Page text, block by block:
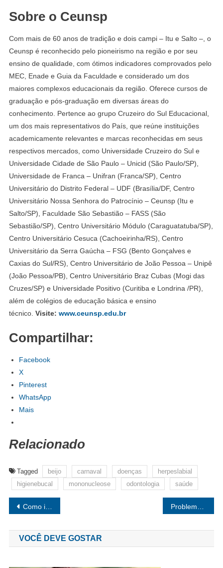
Sobre o Ceunsp
Com mais de 60 anos de tradição e dois campi – Itu e Salto –, o
Ceunsp é reconhecido pelo pioneirismo na região e por seu
ensino de qualidade, com ótimos indicadores comprovados pelo
MEC, Enade e Guia da Faculdade e considerado um dos
maiores complexos educacionais da região. Oferece cursos de
graduação e pós-graduação em diversas áreas do
conhecimento. Pertence ao grupo Cruzeiro do Sul Educacional,
um dos mais representativos do País, que reúne instituições
academicamente relevantes e marcas reconhecidas em seus
respectivos mercados, como Universidade Cruzeiro do Sul e
Universidade Cidade de São Paulo – Unicid (São Paulo/SP),
Universidade de Franca – Unifran (Franca/SP), Centro
Universitário do Distrito Federal – UDF (Brasília/DF, Centro
Universitário Nossa Senhora do Patrocínio – Ceunsp (Itu e
Salto/SP), Faculdade São Sebastião – FASS (São
Sebastião/SP), Centro Universitário Módulo (Caraguatatuba/SP),
Centro Universitário Cesuca (Cachoeirinha/RS), Centro
Universitário da Serra Gaúcha – FSG (Bento Gonçalves e
Caxias do Sul/RS), Centro Universitário de João Pessoa – Unipê
(João Pessoa/PB), Centro Universitário Braz Cubas (Mogi das
Cruzes/SP) e Universidade Positivo (Curitiba e Londrina /PR),
além de colégios de educação básica e ensino
técnico. Visite: www.ceunsp.edu.br
Compartilhar:
Facebook
X
Pinterest
WhatsApp
Mais
Relacionado
Tagged beijo carnaval doenças
herpeslabial
higienebucal
mononucleose odontologia saúde
Navegação de Post
Como incentivar as crianças a praticar exercícios?
VOCÊ DEVE GOSTAR